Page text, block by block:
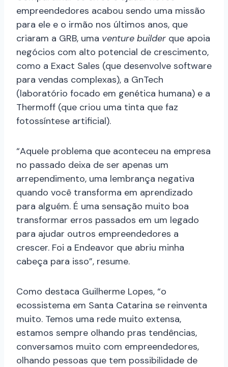
empreendedores acabou sendo uma missão
para ele e o irmão nos últimos anos, que
criaram a GRB, uma venture builder que apoia
negócios com alto potencial de crescimento,
como a Exact Sales (que desenvolve software
para vendas complexas), a GnTech
(laboratório focado em genética humana) e a
Thermoff (que criou uma tinta que faz
fotossíntese artificial).
“Aquele problema que aconteceu na empresa
no passado deixa de ser apenas um
arrependimento, uma lembrança negativa
quando você transforma em aprendizado
para alguém. É uma sensação muito boa
transformar erros passados em um legado
para ajudar outros empreendedores a
crescer. Foi a Endeavor que abriu minha
cabeça para isso”, resume.
Como destaca Guilherme Lopes, “o
ecossistema em Santa Catarina se reinventa
muito. Temos uma rede muito extensa,
estamos sempre olhando pras tendências,
conversamos muito com empreendedores,
olhando pessoas que tem possibilidade de